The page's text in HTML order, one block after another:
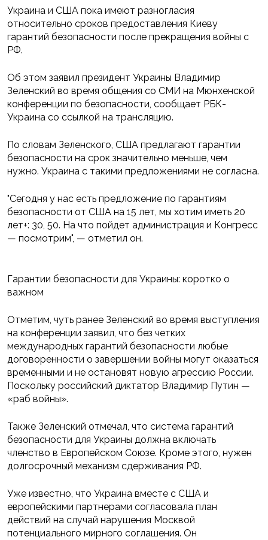
Украина и США пока имеют разногласия
относительно сроков предоставления Киеву
гарантий безопасности после прекращения войны с
РФ.
Об этом заявил президент Украины Владимир
Зеленский во время общения со СМИ на Мюнхенской
конференции по безопасности, сообщает РБК-
Украина со ссылкой на трансляцию.
По словам Зеленского, США предлагают гарантии
безопасности на срок значительно меньше, чем
нужно. Украина с такими предложениями не согласна.
"Сегодня у нас есть предложение по гарантиям
безопасности от США на 15 лет, мы хотим иметь 20
лет+: 30, 50. На что пойдет администрация и Конгресс
— посмотрим", — отметил он.
Гарантии безопасности для Украины: коротко о
важном
Отметим, чуть ранее Зеленский во время выступления
на конференции заявил, что без четких
международных гарантий безопасности любые
договоренности о завершении войны могут оказаться
временными и не остановят новую агрессию России.
Поскольку российский диктатор Владимир Путин —
«раб войны».
Также Зеленский отмечал, что система гарантий
безопасности для Украины должна включать
членство в Европейском Союзе. Кроме этого, нужен
долгосрочный механизм сдерживания РФ.
Уже известно, что Украина вместе с США и
европейскими партнерами согласовала план
действий на случай нарушения Москвой
потенциального мирного соглашения. Он